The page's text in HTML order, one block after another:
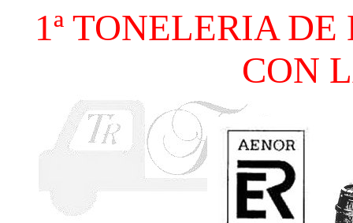
1ª TONELERIA
CON